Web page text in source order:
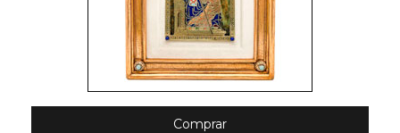
Comprar